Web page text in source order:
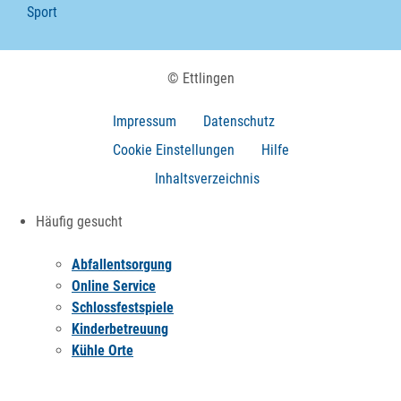
Sport
© Ettlingen
Impressum
Datenschutz
Cookie Einstellungen
Hilfe
Inhaltsverzeichnis
Häufig gesucht
Abfallentsorgung
Online Service
Schlossfestspiele
Kinderbetreuung
Kühle Orte